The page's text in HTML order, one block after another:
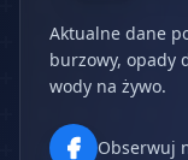
Aktualne dane
burzowy, opady
wody na żywo.
Obserwuj